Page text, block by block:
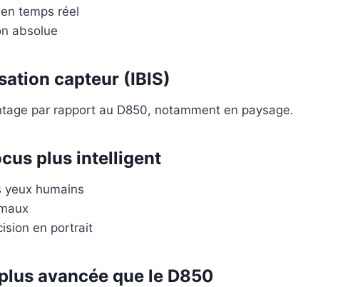
temps réel
absolue
capteur (IBIS)
par rapport au D850, notamment en paysage.
plus intelligent
humains
en portrait
avancée que le D850